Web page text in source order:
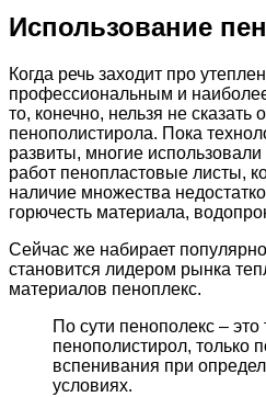
Использование
Когда речь заходит про
профессиональным и
то, конечно, нельзя не
пенополистирола. Пока
развиты, многие
работ пенопластовые листы,
наличие множества
горючесть материала,
Сейчас же набирает
становится лидером рынка
материалов пеноплекс.
По сути пенополекс –
пенополистирол, только
вспенивания при
условиях.